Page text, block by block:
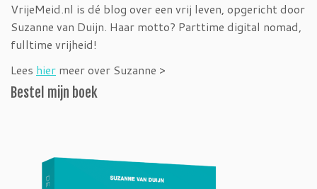
VrijeMeid.nl is dé blog over een vrij leven, opgericht door
Suzanne van Duijn. Haar motto? Parttime digital nomad,
fulltime vrijheid!
Lees hier meer over Suzanne >
Bestel mijn boek